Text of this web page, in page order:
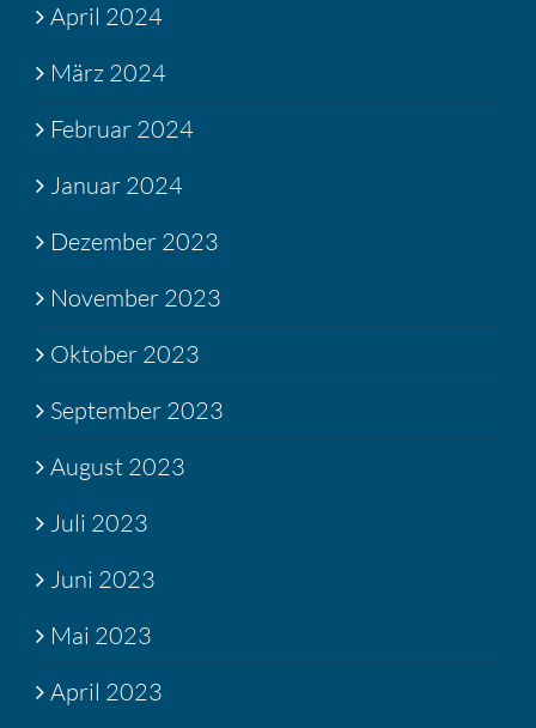
April 2024
März 2024
Februar 2024
Januar 2024
Dezember 2023
November 2023
Oktober 2023
September 2023
August 2023
Juli 2023
Juni 2023
Mai 2023
April 2023